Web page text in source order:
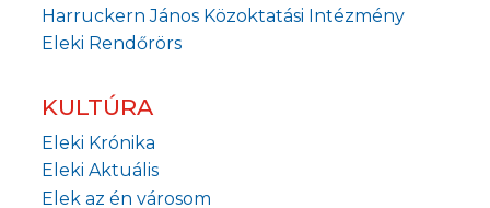
Harruckern János Közoktatási Intézmény
Eleki Rendőrörs
KULTÚRA
Eleki Krónika
Eleki Aktuális
Elek az én városom